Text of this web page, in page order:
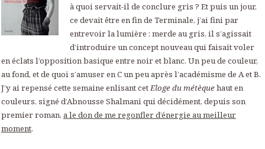
à quoi servait-il de conclure gris ? Et puis un jour,
ce devait être en fin de Terminale, j’ai fini par
entrevoir la lumière : merde au gris, il s’agissait
d’introduire un concept nouveau qui faisait voler
en éclats l’opposition basique entre noir et blanc. Un peu de couleur,
au fond, et de quoi s’amuser en C un peu après l’académisme de A et B.
J’y ai repensé cette semaine enlisant cetEloge du métèquehaut en
couleurs, signé d’Abnousse Shalmani qui décidément, depuis son
premier roman, a le don de me regonfler d’énergie au meilleur
moment.